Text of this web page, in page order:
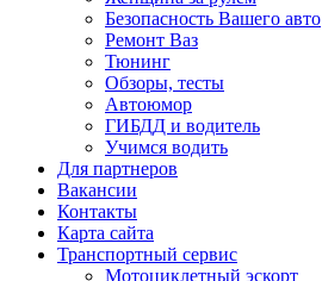
Безопасность Вашего авто
Ремонт Ваз
Тюнинг
Обзоры, тесты
Автоюмор
ГИБДД и водитель
Учимся водить
Для партнеров
Вакансии
Контакты
Карта сайта
Транспортный сервис
Мотоциклетный эскорт